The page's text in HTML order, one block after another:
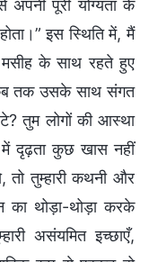
पूरी योग्यता के
इस स्थिति में, मैं
के साथ रहते हुए
तक उसके साथ संगत
तुम लोगों की आस्था
दृढ़ता कुछ खास नहीं
तुम्हारी कथनी और
का थोड़ा-थोड़ा करके
असंयमित इच्छाएँ,